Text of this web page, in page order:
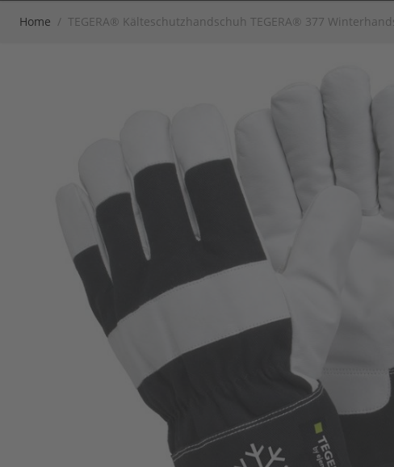
Home / TEGERA® Kälteschutzhandschuh TEGERA® 377